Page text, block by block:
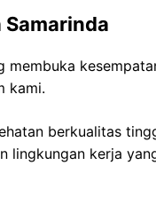
Samarinda
membuka
kami.
berkualitas
lingkungan kerja